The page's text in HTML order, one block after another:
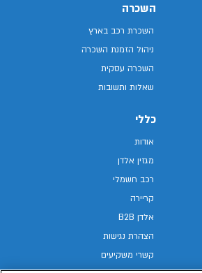
השכרה
השכרת רכב בארץ
ניהול הזמנת השכרה
השכרה עסקית
שאלות ותשובות
כללי
אודות
מגזין אלדן
רכב חשמלי
קריירה
אלדן B2B
הצהרת נגישות
קשרי משקיעים